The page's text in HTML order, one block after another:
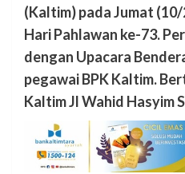
(Kaltim) pada Jumat
Hari Pahlawan ke-73.
dengan Upacara
pegawai BPK Kaltim.
Kaltim Jl Wahid Hasyim